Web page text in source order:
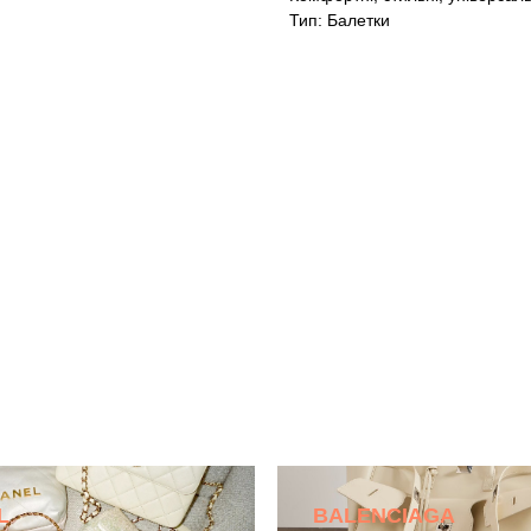
Тип: Балетки
BALENCIAGA